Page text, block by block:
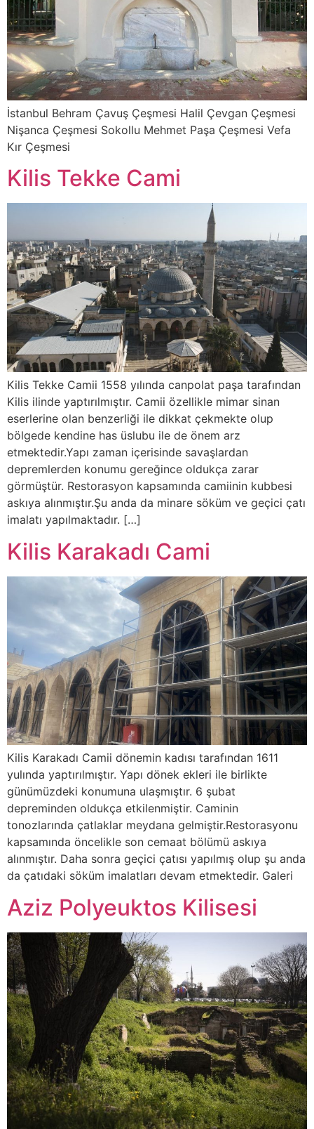
İstanbul Behram Çavuş Çeşmesi Halil Çevgan Çeşmesi
Nişanca Çeşmesi Sokollu Mehmet Paşa Çeşmesi Vefa
Kır Çeşmesi
Kilis Tekke Cami
Kilis Tekke Camii 1558 yılında canpolat paşa tarafından
Kilis ilinde yaptırılmıştır. Camii özellikle mimar sinan
eserlerine olan benzerliği ile dikkat çekmekte olup
bölgede kendine has üslubu ile de önem arz
etmektedir.Yapı zaman içerisinde savaşlardan
depremlerden konumu gereğince oldukça zarar
görmüştür. Restorasyon kapsamında camiinin kubbesi
askıya alınmıştır.Şu anda da minare söküm ve geçici çatı
imalatı yapılmaktadır. […]
Kilis Karakadı Cami
Kilis Karakadı Camii dönemin kadısı tarafından 1611
yulında yaptırılmıştır. Yapı dönek ekleri ile birlikte
günümüzdeki konumuna ulaşmıştır. 6 şubat
depreminden oldukça etkilenmiştir. Caminin
tonozlarında çatlaklar meydana gelmiştir.Restorasyonu
kapsamında öncelikle son cemaat bölümü askıya
alınmıştır. Daha sonra geçici çatısı yapılmış olup şu anda
da çatıdaki söküm imalatları devam etmektedir. Galeri
Aziz Polyeuktos Kilisesi